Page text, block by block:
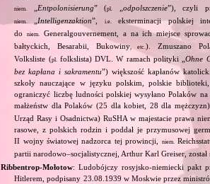
niem. Entpolonisierung” (pl. odpolszczenie”), czyli
niem. Intelligenzaktion”, i.e.
eksterminacji polskiej
doniem.
Generalgouvernement, a na ich miejsce
bałtyckich, Besarabii, Bukowiny, etc.). Zmuszano
Volksliste (pl. folkslista) DVL. W ramach polityki „Ohne
bez kapłana i sakramentu”) większość kapłanów
szkoły nauczające w języku polskim, polskie
ograniczyć liczbę ludności polskiej wysyłano Polaków
małżeństw dla Polaków (25 dla kobiet, 28 dla
Urząd Rasy i Osadnictwa) RuSHA w majestacie prawa
rasowe, z polskich rodzin i poddał je przymusowej
II wojny światowej nadzorca tej prowincji,
niem.
partii narodowo–socjalistycznej, Arthur Karl Greiser, został
Ribbentrop‐Mołotow: Ludobójczy rosyjsko‐niemiecki pakt
Hitlerem, podpisany 23.08.1939 w Moskwie przez